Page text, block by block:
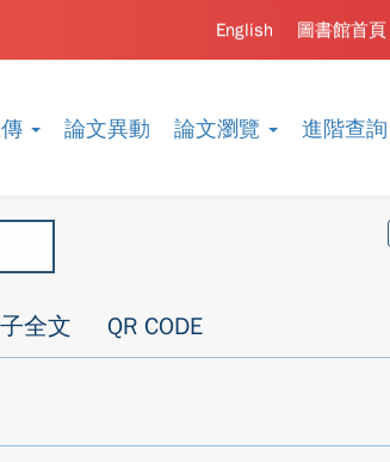
論文異動 論文瀏覽 進階查詢
圖書館首頁
English
全文 QR CODE